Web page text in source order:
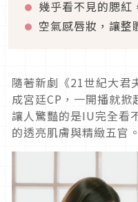
幾乎看不見的腮紅
空氣感唇妝，讓整
隨著新劇《21世紀大君
成宮廷CP，一開播就
讓人驚豔的是IU完全看
的透亮肌膚與精緻五官。